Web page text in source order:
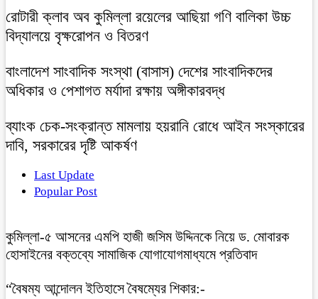
রোটারী ক্লাব অব কুমিল্লা রয়েলের আছিয়া গণি বালিকা উচ্চ
বিদ্যালয়ে বৃক্ষরোপন ও বিতরণ
বাংলাদেশ সাংবাদিক সংস্থা (বাসাস) দেশের সাংবাদিকদের
অধিকার ও পেশাগত মর্যাদা রক্ষায় অঙ্গীকারবদ্ধ
ব্যাংক চেক-সংক্রান্ত মামলায় হয়রানি রোধে আইন সংস্কারের
দাবি, সরকারের দৃষ্টি আকর্ষণ
Last Update
Popular Post
কুমিল্লা-৫ আসনের এমপি হাজী জসিম উদ্দিনকে নিয়ে ড. মোবারক
হোসাইনের বক্তব্যে সামাজিক যোগাযোগমাধ্যমে প্রতিবাদ
“বৈষম্য আন্দোলন ইতিহাসে বৈষম্যের শিকার:-